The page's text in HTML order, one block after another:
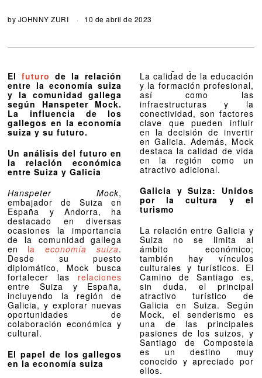
by JOHNNY ZURI 10 de abril de 2023
Elfuturo de la relación
entre la economía suiza
y la comunidad gallega
según Hanspeter Mock.
La influencia de los
gallegos en la economía
suiza y su futuro.
Un análisis del futuro en
la relación económica
entre Suiza y Galicia
Hanspeter Mock,
embajador de Suiza en
España y Andorra, ha
destacado en diversas
ocasiones la importancia
de la comunidad gallega
en laeconomía suiza.
Desde su puesto
diplomático, Mock busca
fortalecer las relaciones
entre Suiza y España,
incluyendo la región de
Galicia, y explorar nuevas
oportunidades de
colaboración económica y
cultural.
El papel de los gallegos
en la economía suiza
La calidad de la educación
y la formación profesional,
así como las
infraestructuras y la
conectividad, son factores
clave que pueden influir
en la decisión de invertir
en Galicia. Además, Mock
destaca la calidad de vida
en la región como un
atractivo adicional.
Galicia y Suiza: Unidos
por la cultura y el
turismo
La relación entre Galicia y
Suiza no se limita al
ámbito económico;
también hay vínculos
culturales y turísticos. El
Camino de Santiago es,
sin duda, el principal
atractivo turístico de
Galicia en Suiza. Según
Mock, el senderismo es
una de las principales
pasiones de los suizos, y
Santiago de Compostela
es un destino muy
conocido y apreciado por
ellos.